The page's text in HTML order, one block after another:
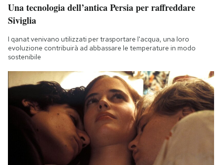
Una tecnologia dell’antica Persia per raffreddare
Siviglia
I qanat venivano utilizzati per trasportare l'acqua, una loro
evoluzione contribuirà ad abbassare le temperature in modo
sostenibile